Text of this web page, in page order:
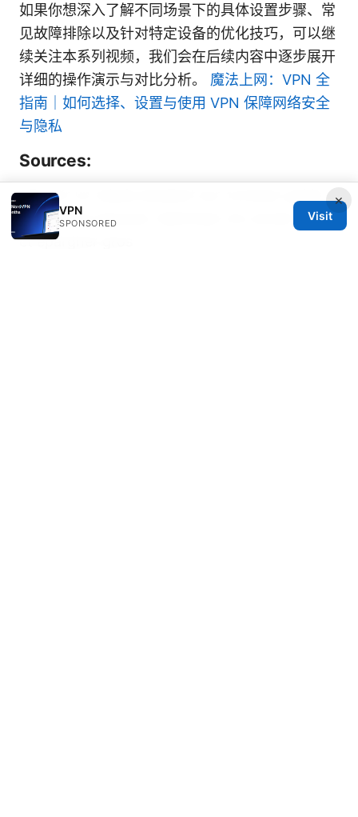
如果你想深入了解不同场景下的具体设置步骤、常
见故障排除以及针对特定设备的优化技巧，可以继
续关注本系列视频，我们会在后续内容中逐步展开
详细的操作演示与对比分析。 魔法上网：VPN 全
指南｜如何选择、设置与使用 VPN 保障网络安全
与隐私
Sources:
Obtenir un rabais etudiant sur nordvpn guide
complet et astuces: Optimiser ton accès VPN
et épargner gros
×
VPN
SPONSORED
Visit